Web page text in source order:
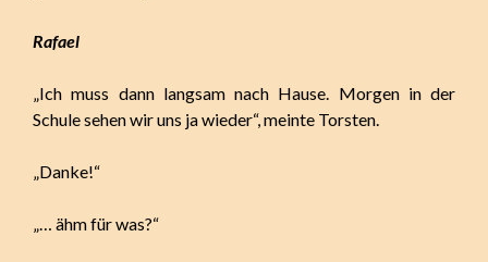
Rafael
„Ich muss dann langsam nach Hause. Morgen in der
Schule sehen wir uns ja wieder“, meinte Torsten.
„Danke!“
„… ähm für was?“